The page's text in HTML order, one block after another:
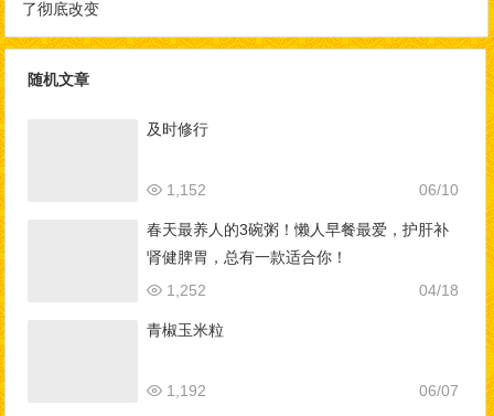
了彻底改变
随机文章
及时修行
06/10
1,152
春天最养人的3碗粥！懒人早餐最爱，护肝补
肾健脾胃，总有一款适合你！
04/18
1,252
青椒玉米粒
06/07
1,192